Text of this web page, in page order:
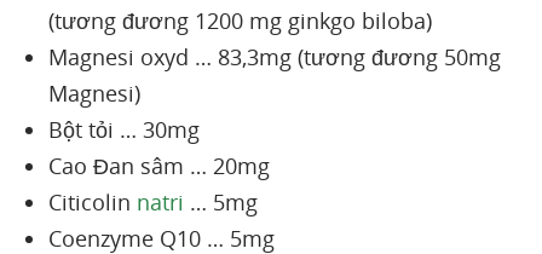
(tương đương 1200 mg ginkgo biloba)
Magnesi oxyd … 83,3mg (tương đương 50mg
Magnesi)
Bột tỏi … 30mg
Cao Đan sâm … 20mg
Citicolin natri … 5mg
Coenzyme Q10 … 5mg